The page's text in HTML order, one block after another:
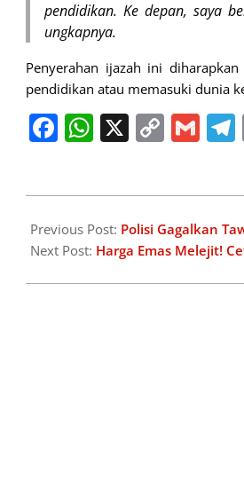
pendidikan. Ke depan, saya
ungkapnya.
Penyerahan ijazah ini
pendidikan atau memasuki dunia
Facebook
WhatsApp
X Copy
02-
10
Previous Post: Polisi Gagalkan
Next Post: Harga Emas Melejit!